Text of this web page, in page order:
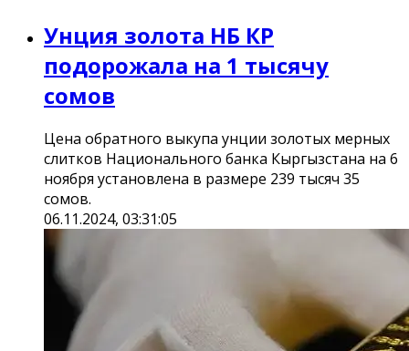
Унция золота НБ КР
подорожала на 1 тысячу
сомов
Цена обратного выкупа унции золотых мерных
слитков Национального банка Кыргызстана на 6
ноября установлена в размере 239 тысяч 35
сомов.
06.11.2024, 03:31:05